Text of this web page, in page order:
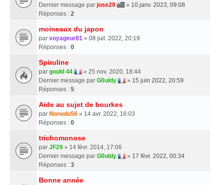
Dernier message par jose29 » 10 janv. 2023, 09:08
Réponses : 2
moineaux du japon
par voyageur81 » 08 juil. 2022, 20:19
Réponses : 0
Spiruline
par gould 44
» 25 nov. 2020, 18:44
Dernier message par G0uldy » 15 juin 2022, 20:59
Réponses : 5
Aide au sujet de bourkes
par Nonodu56 » 14 avr. 2022, 16:03
Réponses : 0
trichomonose
par JF29 » 14 févr. 2014, 17:06
Dernier message par G0uldy » 17 févr. 2022, 00:34
Réponses : 3
Bonne année